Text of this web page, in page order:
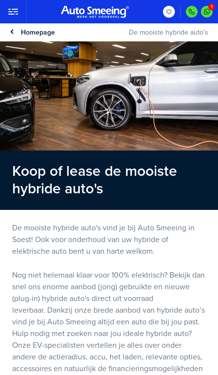
Homepage De mooiste hybride auto's
Koop of lease de mooiste
hybride auto's
De mooiste hybride auto's vind je bij Auto Smeeing in
Soest! Ook voor onderhoud van uw hybride of
elektrische auto bent u van harte welkom.
Nog niet helemaal klaar voor 100% elektrisch? Bekijk dan
snel ons enorme aanbod (jong) gebruikte en nieuwe
(plug-in) hybride auto's direct uit voorraad
leverbaar. Dankzij onze brede aanbod van hybride auto’s
vind je bij Auto Smeeing altijd een auto die bij jou past.
Hulp nodig met zoeken naar jou ideale hybride auto?
Onze EV-specialisten vertellen je alles over onder
andere de actieradius, accu, het laden, relevante opties,
accessoires en natuurlijk de financieringsmogelijkheden